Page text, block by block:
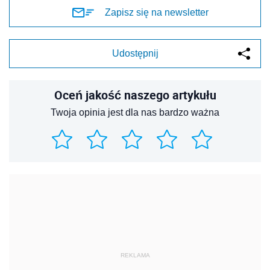
Zapisz się na newsletter
Udostępnij
Oceń jakość naszego artykułu
Twoja opinia jest dla nas bardzo ważna
REKLAMA